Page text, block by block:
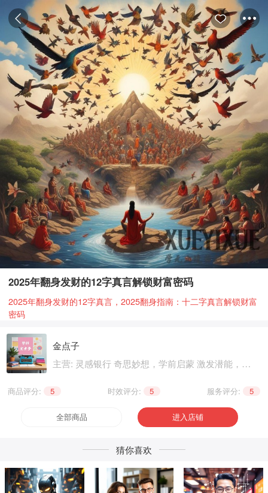
2025年翻身发财的12字真言解锁财富密码
2025年翻身发财的12字真言，2025翻身指南：十二字真言解锁财富
密码
金点子
主营: 灵感银行 奇思妙想，学前启蒙 激发潜能，基
个性生活，健康养生 精神文化
商品评分: 5 时效评分: 5 服务评分: 5
全部商品 进入店铺
猜你喜欢